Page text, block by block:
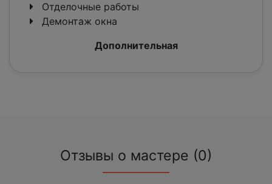
Отделочные работы
Демонтаж окна
Дополнительная
Отзывы о мастере (0)